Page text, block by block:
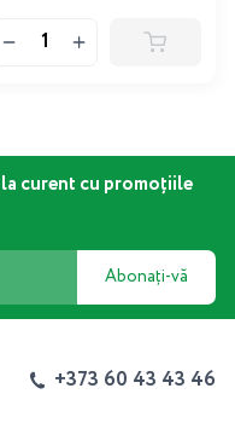
curent cu promoțiile
Abonați-vă
+373 60 43 43 46